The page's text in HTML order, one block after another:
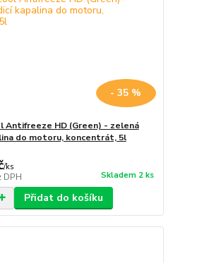
- 35 %
Antifreeze HD (Green) - zelená
do motoru, koncentrát, 5l
/ks
DPH Skladem 2 ks
Přidat do košíku